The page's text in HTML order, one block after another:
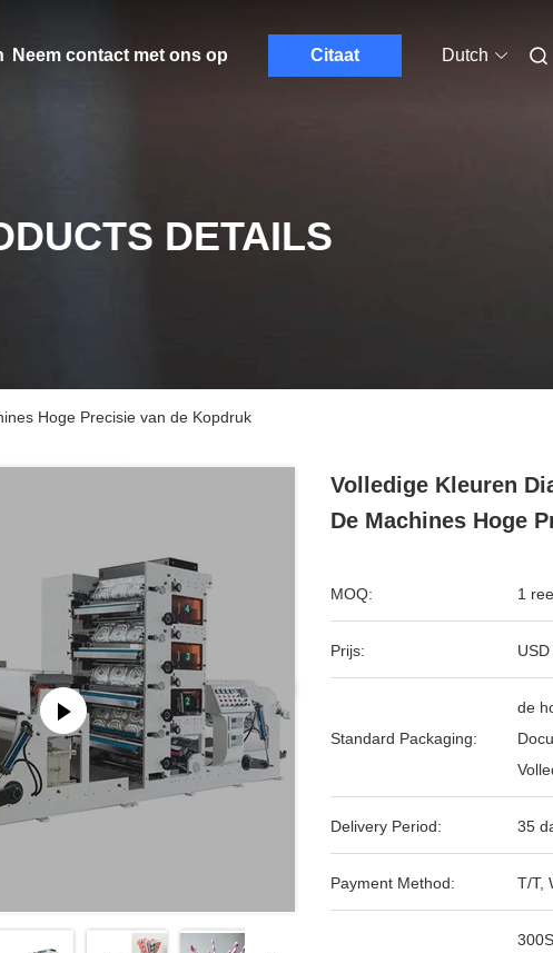
Neem contact met ons op Citaat Dutch
DETAILS
Hoge Precisie van de Kopdruk
Volledige Kleuren
De Machines Hoge
MOQ: 1
Prijs:
Standard Packaging:
de
Delivery Period: 35
Payment Method: T/T,